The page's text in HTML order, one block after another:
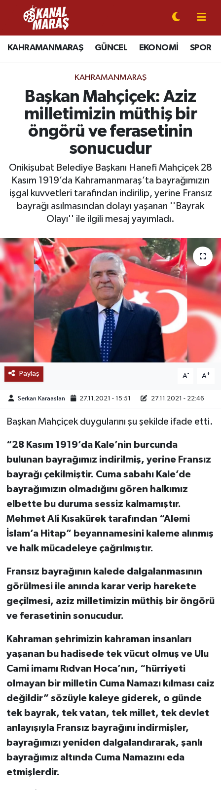
KAHRAMANMARAŞ GÜNCEL EKONOMİ SPOR
KAHRAMANMARAŞ
Başkan Mahçiçek: Aziz
milletimizin müthiş bir
öngörü ve ferasetinin
sonucudur
Onikişubat Belediye Başkanı Hanefi Mahçiçek 28
Kasım 1919’da Kahramanmaraş’ta bayrağımızın
işgal kuvvetleri tarafından indirilip, yerine Fransız
bayrağı asılmasından dolayı yaşanan ''Bayrak
Olayı'' ile ilgili mesaj yayımladı.
Paylaş A- A+
Serkan Karaaslan 27.11.2021 - 15:51 27.11.2021 - 22:46
Başkan Mahçiçek duygularını şu şekilde ifade etti.
“28 Kasım 1919’da Kale’nin burcunda
bulunan bayrağımız indirilmiş, yerine Fransız
bayrağı çekilmiştir. Cuma sabahı Kale’de
bayrağımızın olmadığını gören halkımız
elbette bu duruma sessiz kalmamıştır.
Mehmet Ali Kısakürek tarafından “Alemi
İslam’a Hitap” beyannamesini kaleme alınmış
ve halk mücadeleye çağrılmıştır.
Fransız bayrağının kalede dalgalanmasının
görülmesi ile anında karar verip harekete
geçilmesi, aziz milletimizin müthiş bir öngörü
ve ferasetinin sonucudur.
Kahraman şehrimizin kahraman insanları
yaşanan bu hadisede tek vücut olmuş ve Ulu
Cami imamı Rıdvan Hoca’nın, “hürriyeti
olmayan bir milletin Cuma Namazı kılması caiz
değildir” sözüyle kaleye giderek, o günde
tek bayrak, tek vatan, tek millet, tek devlet
anlayışıyla Fransız bayrağını indirmişler,
bayrağımızı yeniden dalgalandırarak, şanlı
bayrağımız altında Cuma Namazını eda
etmişlerdir.
CANLI YAYIN
KAHRAMANMARAŞ
SPOR
SİYASET
EKONOMİ
GÜNDEM
MAGAZİN
SAĞLIK
EĞİTİM
BÖLGE
KEŞFET
POPÜLER
DÜNYA
OTOMOTİV
TEKNOLOJİ
YAŞAM
KÜLTÜR SANAT
Kahramanmaraş Nöbetçi Eczaneler
Kahramanmaraş Hava Durumu
Kahramanmaraş Namaz Vakitleri
Kahramanmaraş Trafik Yoğunluk Haritası
Süper Lig Puan Durumu ve Fikstür
Tüm Manşetler
Son Dakika Haberleri
Haber Arşivi